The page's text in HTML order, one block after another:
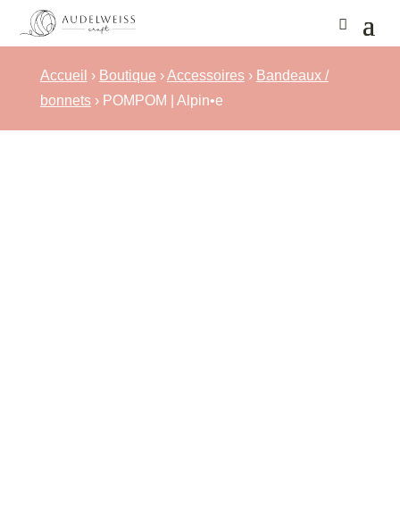
Accueil › Boutique ›Accessoires› Bandeaux /
bonnets› POMPOM | Alpin•e